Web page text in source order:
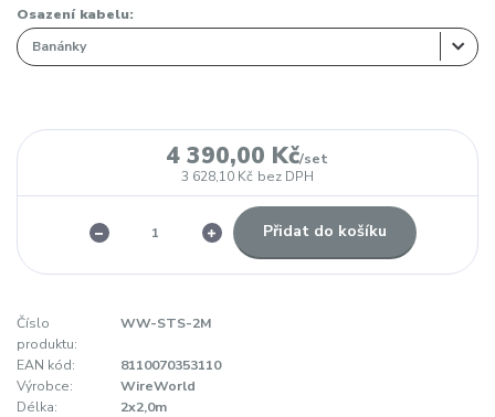
Osazení kabelu:
4 390,00 Kč/set
3 628,10 Kč bez DPH
Přidat do košíku
Číslo
produktu:
WW-STS-2M
EAN kód:
8110070353110
Výrobce:
WireWorld
Délka:
2x2,0m